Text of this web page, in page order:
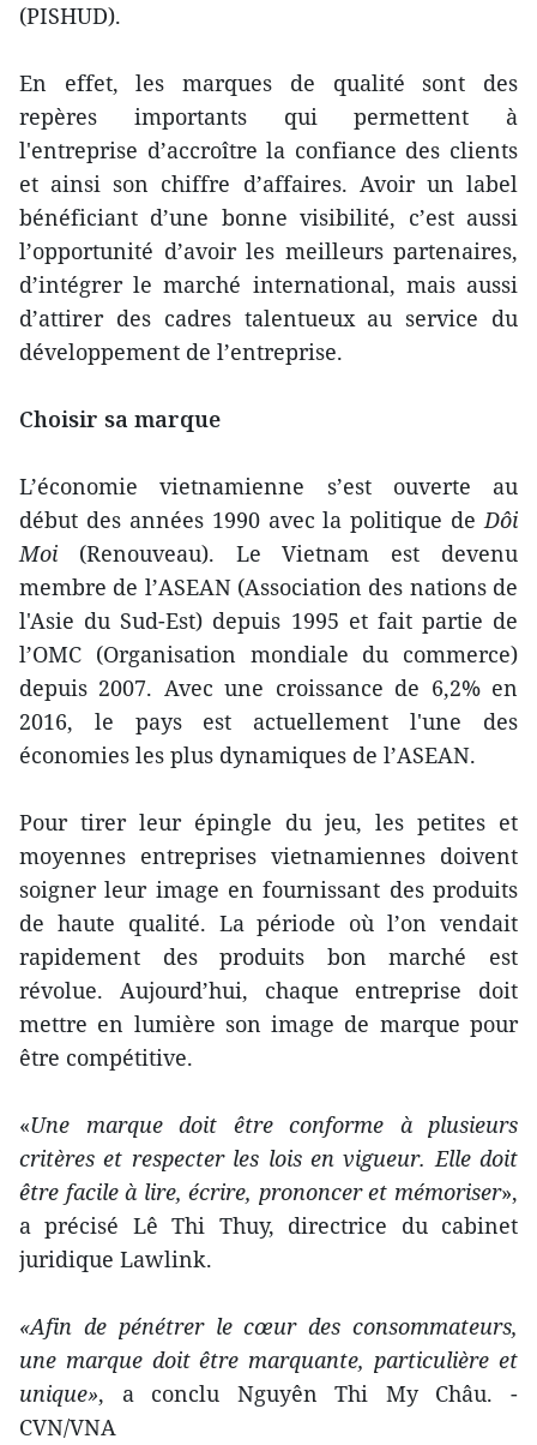
(PISHUD).
En effet, les marques de qualité sont des
repères importants qui permettent à
l'entreprise d’accroître la confiance des clients
et ainsi son chiffre d’affaires. Avoir un label
bénéficiant d’une bonne visibilité, c’est aussi
l’opportunité d’avoir les meilleurs partenaires,
d’intégrer le marché international, mais aussi
d’attirer des cadres talentueux au service du
développement de l’entreprise.
Choisir sa marque
L’économie vietnamienne s’est ouverte au
début des années 1990 avec la politique deDôi
Moi (Renouveau). Le Vietnam est devenu
membre de l’ASEAN (Association des nations de
l'Asie du Sud-Est) depuis 1995 et fait partie de
l’OMC (Organisation mondiale du commerce)
depuis 2007. Avec une croissance de 6,2% en
2016, le pays est actuellement l'une des
économies les plus dynamiques de l’ASEAN.
Pour tirer leur épingle du jeu, les petites et
moyennes entreprises vietnamiennes doivent
soigner leur image en fournissant des produits
de haute qualité. La période où l’on vendait
rapidement des produits bon marché est
révolue. Aujourd’hui, chaque entreprise doit
mettre en lumière son image de marque pour
être compétitive.
«Une marque doit être conforme à plusieurs
critères et respecter les lois en vigueur. Elle doit
être facile à lire, écrire, prononcer et mémoriser»,
a précisé Lê Thi Thuy, directrice du cabinet
juridique Lawlink.
«Afin de pénétrer le cœur des consommateurs,
une marque doit être marquante, particulière et
unique», a conclu Nguyên Thi My Châu. -
CVN/VNA